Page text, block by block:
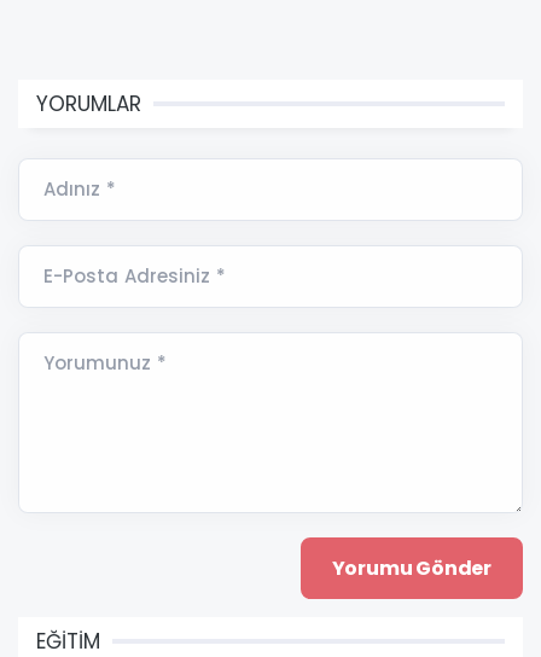
YORUMLAR
Adınız *
E-Posta Adresiniz *
Yorumunuz *
EĞİTİM